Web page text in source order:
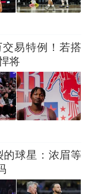
易特例！若搭
将
球星：浓眉等